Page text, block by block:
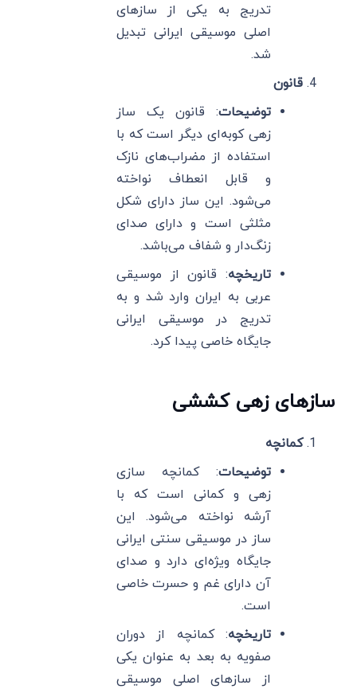
تدریج به یکی از سازهای
اصلی موسیقی ایرانی تبدیل
شد.
قانون
توضیحات: قانون یک ساز
زهی کوبه‌ای دیگر است که با
استفاده از مضراب‌های نازک
و قابل انعطاف نواخته
می‌شود. این ساز دارای شکل
مثلثی است و دارای صدای
زنگ‌دار و شفاف می‌باشد.
تاریخچه: قانون از موسیقی
عربی به ایران وارد شد و به
تدریج در موسیقی ایرانی
جایگاه خاصی پیدا کرد.
سازهای زهی کششی
کمانچه
توضیحات: کمانچه سازی
زهی و کمانی است که با
آرشه نواخته می‌شود. این
ساز در موسیقی سنتی ایرانی
جایگاه ویژه‌ای دارد و صدای
آن دارای غم و حسرت خاصی
است.
تاریخچه: کمانچه از دوران
صفویه به بعد به عنوان یکی
از سازهای اصلی موسیقی